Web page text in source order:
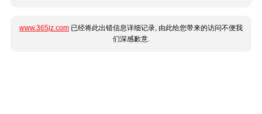
www.365jz.com 已经将此出错信息详细记录, 由此给您带来的访问不便我
们深感歉意.